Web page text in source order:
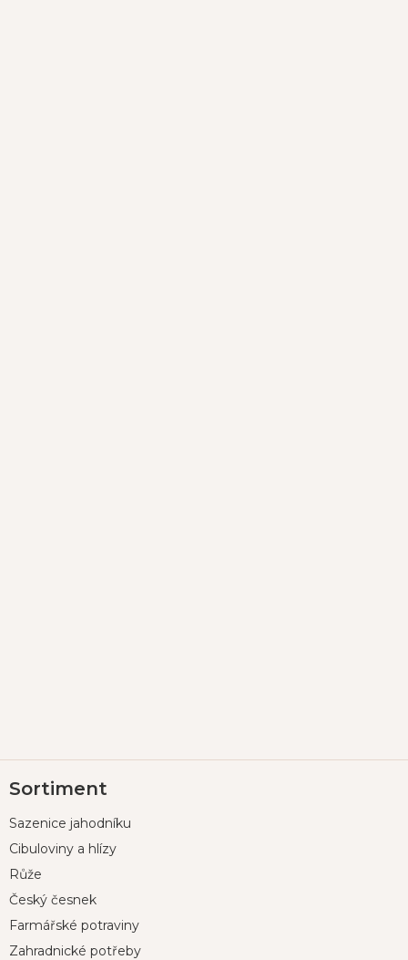
á
a
Sortiment
Sazenice jahodníku
Cibuloviny a hlízy
Růže
Český česnek
Farmářské potraviny
Zahradnické potřeby